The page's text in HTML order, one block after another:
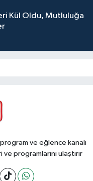
Kül Oldu, Mutluluğa
ve eğlence kanalı
programlarını ulaştırır